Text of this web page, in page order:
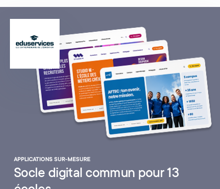
APPLICATIONS SUR-MESURE
Socle digital commun pour 13